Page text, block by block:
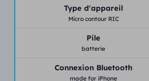
Type d'appareil
Micro contour RIC
Pile
batterie
Connexion Bluetooth
made for iPhone